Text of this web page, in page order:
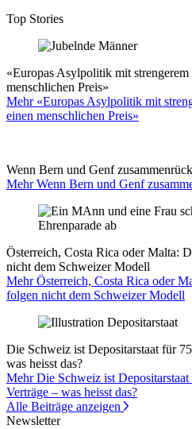
Top Stories
«Europas Asylpolitik mit strengerem
menschlichen Preis»
Mehr «Europas Asylpolitik mit
einen menschlichen Preis»
Wenn Bern und Genf
Mehr Wenn Bern und Genf
Österreich, Costa Rica oder Malta:
nicht dem Schweizer Modell
Mehr Österreich, Costa Rica oder
folgen nicht dem Schweizer Modell
Die Schweiz ist Depositarstaat für
was heisst das?
Mehr Die Schweiz ist
Verträge – was heisst das?
Alle Beiträge anzeigen
Newsletter